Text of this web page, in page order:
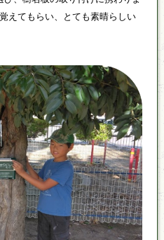
えてもらい、とても素晴らしい